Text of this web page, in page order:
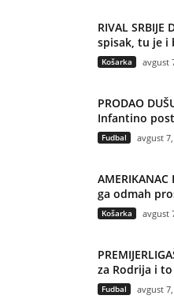
RIVAL
spisak, tu je i
Košarka avgust
PRODAO
Infantino
Fudbal avgust
AMERIKANAC
ga odmah
Košarka avgust
za Rodrija i
Fudbal avgust